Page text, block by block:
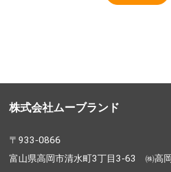
株式会社ムーブランド
〒933-0866
富山県高岡市清水町3丁目3-63 ㈱高